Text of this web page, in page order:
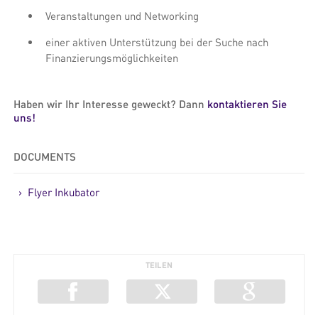
Veranstaltungen und Networking
einer aktiven Unterstützung bei der Suche nach
Finanzierungsmöglichkeiten
Haben wir Ihr Interesse geweckt? Dann kontaktieren Sie
uns!
DOCUMENTS
> Flyer Inkubator
TEILEN